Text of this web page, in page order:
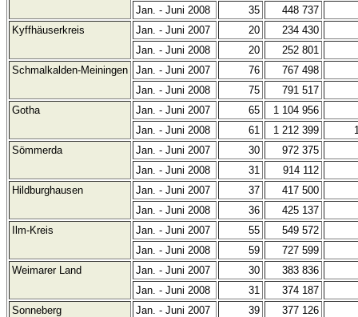
Jan. - Juni 2008
35
448 737
Kyffhäuserkreis
Jan. - Juni 2007 20
234 430
Jan. - Juni 2008
20
252 801
Schmalkalden-Meiningen
Jan. - Juni 2007 76
767 498
Jan. - Juni 2008
75
791 517
Gotha
Jan. - Juni 2007 65
1 104 956
Jan. - Juni 2008
61 1 212 399
Sömmerda
Jan. - Juni 2007 30
972 375
Jan. - Juni 2008
31
914 112
Hildburghausen
Jan. - Juni 2007 37
417 500
Jan. - Juni 2008
36
425 137
Ilm-Kreis
Jan. - Juni 2007 55
549 572
Jan. - Juni 2008
59
727 599
Weimarer Land
Jan. - Juni 2007 30
383 836
Jan. - Juni 2008
31
374 187
Sonneberg
Jan. - Juni 2007 39
377 126